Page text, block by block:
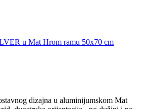
u Mat Hrom ramu 50x70 cm
dizajna u aluminijumskom Mat